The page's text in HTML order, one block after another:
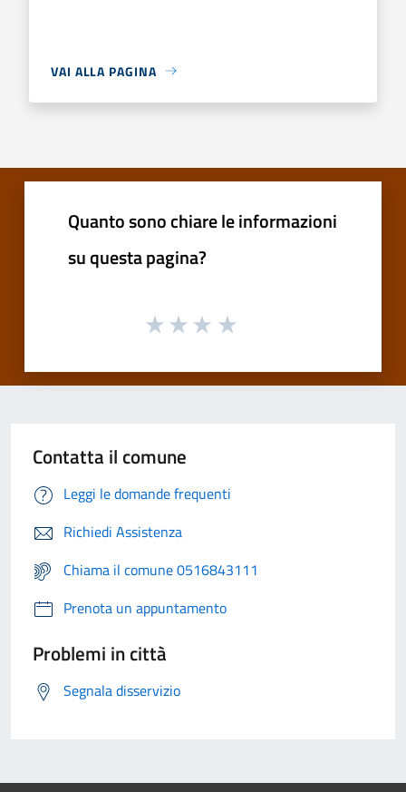
VAI ALLA PAGINA
Quanto sono chiare le informazioni
su questa pagina?
Contatta il comune
Leggi le domande frequenti
Richiedi Assistenza
Chiama il comune 0516843111
Prenota un appuntamento
Problemi in città
Segnala disservizio